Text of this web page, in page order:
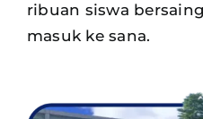
ribuan siswa
masuk ke sana.